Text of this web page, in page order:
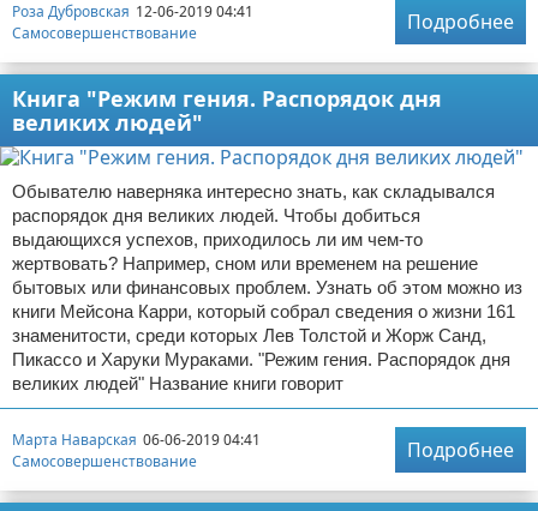
Роза Дубровская 12-06-2019 04:41
Самосовершенствование
Подробнее
Книга "Режим гения. Распорядок дня
великих людей"
Обывателю наверняка интересно знать, как складывался
распорядок дня великих людей. Чтобы добиться
выдающихся успехов, приходилось ли им чем-то
жертвовать? Например, сном или временем на решение
бытовых или финансовых проблем. Узнать об этом можно из
книги Мейсона Карри, который собрал сведения о жизни 161
знаменитости, среди которых Лев Толстой и Жорж Санд,
Пикассо и Харуки Мураками. "Режим гения. Распорядок дня
великих людей" Название книги говорит
Марта Наварская 06-06-2019 04:41
Самосовершенствование
Подробнее